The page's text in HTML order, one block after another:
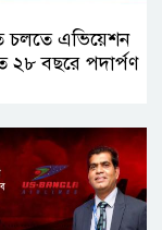
চলতে এভিয়েশন
২৮ বছরে পদার্পণ